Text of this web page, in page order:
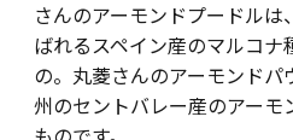
さんのアーモンドプードル
ばれるスペイン産のマルコナ
の。丸菱さんのアーモンドパ
州のセントバレー産のアーモ